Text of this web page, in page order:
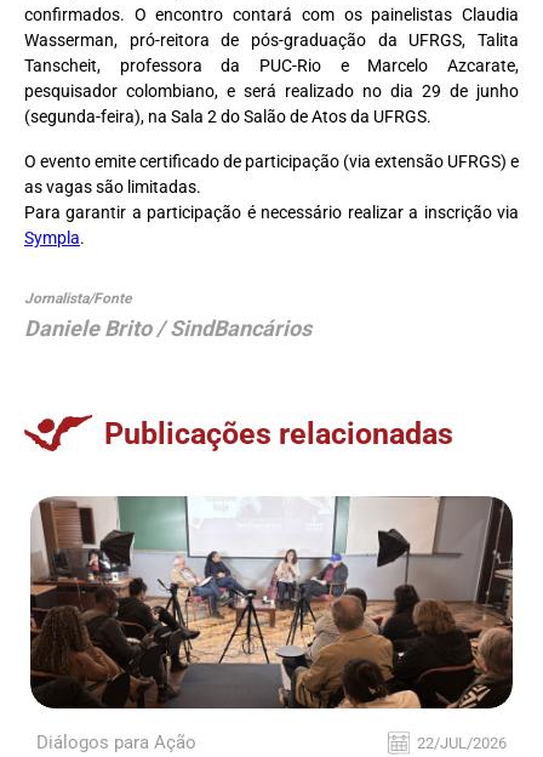
confirmados. O encontro contará com os painelistas Claudia
Wasserman, pró-reitora de pós-graduação da UFRGS, Talita
Tanscheit, professora da PUC-Rio e Marcelo Azcarate,
pesquisador colombiano, e será realizado no dia 29 de junho
(segunda-feira), na Sala 2 do Salão de Atos da UFRGS.
O evento emite certificado de participação (via extensão UFRGS) e
as vagas são limitadas.
Para garantir a participação é necessário realizar a inscrição via
Sympla.
Jornalista/Fonte
Daniele Brito / SindBancários
Publicações relacionadas
Diálogos para Ação 22/JUL/2026